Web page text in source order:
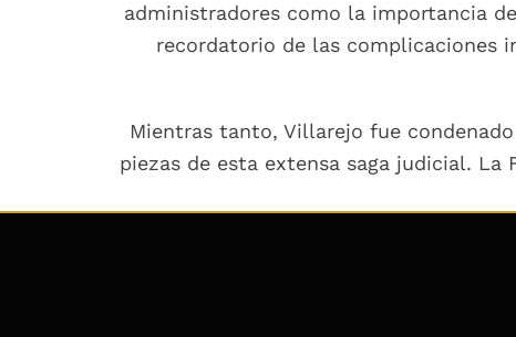
administradores como la importancia
recordatorio de las complicaciones
Mientras tanto, Villarejo fue
piezas de esta extensa saga judicial.